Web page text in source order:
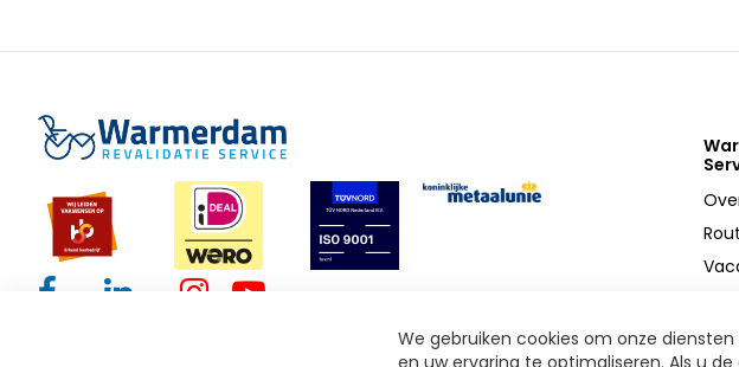
We gebruiken cookies om onze
en uw ervaring te optimaliseren. Als u